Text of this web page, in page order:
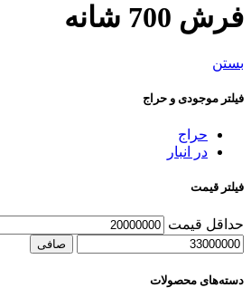
فرش 700 شانه
بستن
فیلتر موجودی و حراج
حراج
در انبار
فیلتر قیمت
حداقل قیمت
صافی
دسته‌های محصولات